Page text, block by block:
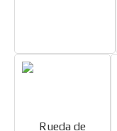
Rueda de